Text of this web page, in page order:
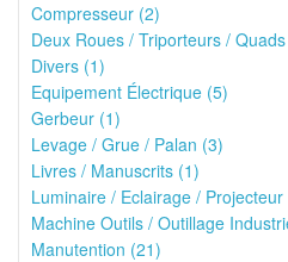
Compresseur (2)
Deux Roues / Triporteurs /
Divers (1)
Equipement Électrique (5)
Gerbeur (1)
Levage / Grue / Palan (3)
Livres / Manuscrits (1)
Luminaire / Eclairage / Projecteur
Machine Outils / Outillage
Manutention (21)